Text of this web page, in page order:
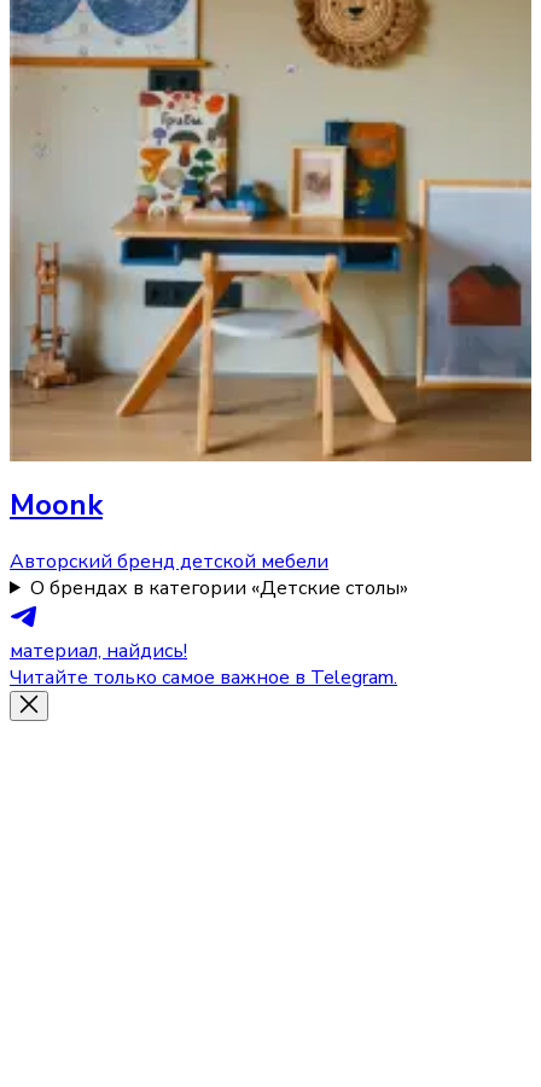
Moonk
Авторский бренд детской мебели
О брендах в категории «Детские столы»
материал, найдись!
Читайте только самое важное в Telegram.